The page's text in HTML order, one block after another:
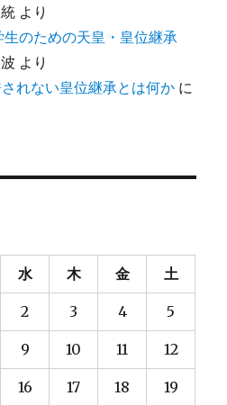
より
生のための天皇・皇位継承
より
れない皇位継承とは何か に
水 木 金 土
2 3 4 5
9 10 11 12
16 17 18 19